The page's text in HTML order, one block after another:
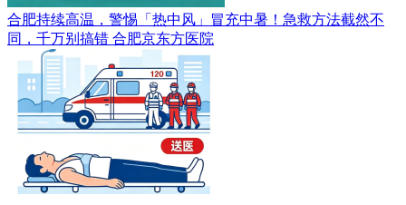
合肥持续高温，警惕「热中风」冒充中暑！急救方法截然不
同，千万别搞错 合肥京东方医院